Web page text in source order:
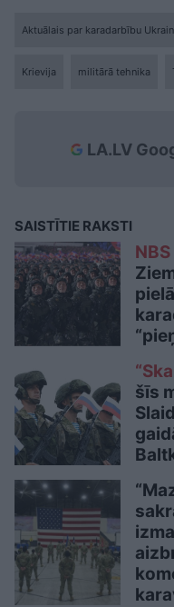
Aktuālais par karadarbību
Krievija militārā tehnika
LA.LV
SAISTĪTIE RAKSTI
NBS
šīs